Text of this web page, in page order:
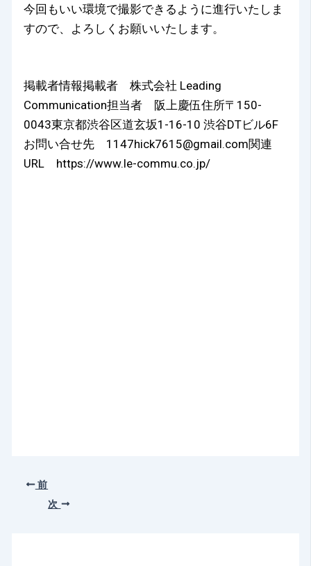
今回もいい環境で撮影できるように進行いたしま
すので、よろしくお願いいたします。
掲載者情報掲載者 株式会社 Leading
Communication担当者 阪上慶伍住所〒150-
0043東京都渋谷区道玄坂1-16-10 渋谷DTビル6F
お問い合せ先 1147hick7615@gmail.com関連
URL https://www.le-commu.co.jp/
前
次